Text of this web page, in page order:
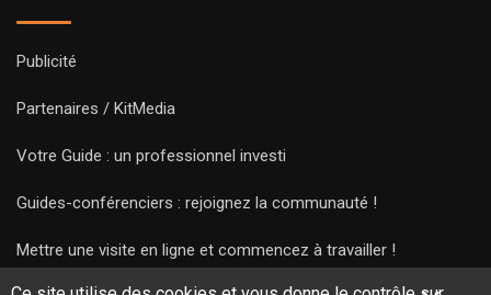
Publicité
Partenaires / KitMedia
Votre Guide : un professionnel investi
Guides-conférenciers : rejoignez la communauté !
Mettre une visite en ligne et commencez à travailler !